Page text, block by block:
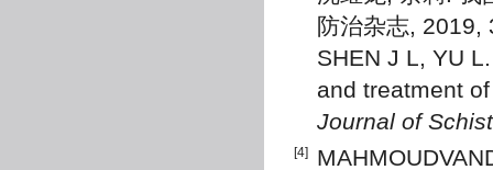
防治杂志, 2019,
SHEN J L, YU
and treatment
Journal of
[4]